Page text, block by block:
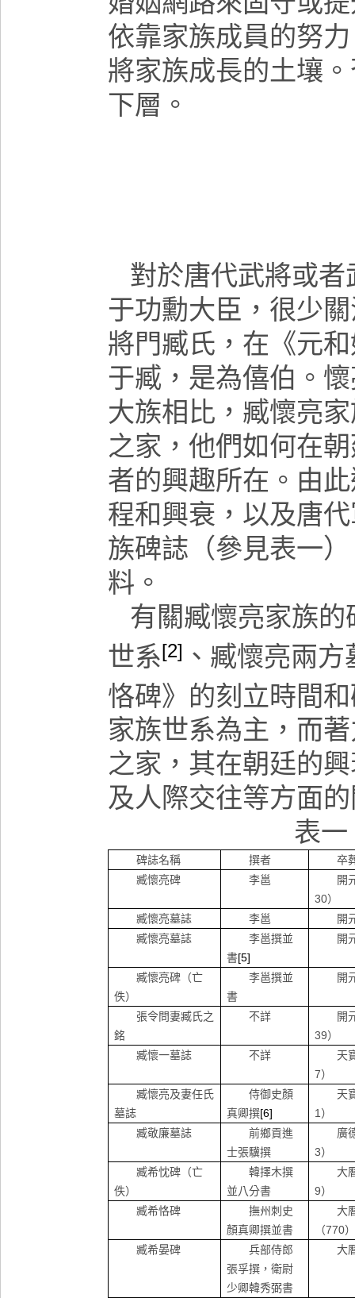
依靠家族成員的努
將家族成長的土壤
下層。
對於唐代武將或
于功勳大臣，很少
將門臧氏，在《元
于臧，是為僖伯。
大族相比， 臧懷亮
之家，他們如何在
者的興趣所在。 由
程和興衰，以及唐
族碑誌（參見表一
料。
有關臧懷亮家族
世系[2] 、臧懷亮兩
恪碑》的刻立時間
家族世系為主，而
之家，其在朝廷的
及人際交往等方面
表
碑誌名稱 撰者
卒
臧懷亮碑
李邕
開
30）
臧懷亮墓誌
李邕
開
臧懷亮墓誌
李邕撰並
書[5]
開
臧懷亮碑（亡
佚）
李邕撰並
書
開
張令問妻臧氏之
銘
不詳
開
39）
臧懷一墓誌
不詳
天
7）
臧懷亮及妻任氏
墓誌
侍御史顏
真卿撰[6]
天
1 ）
臧敬廉墓誌
前鄉貢進
士張驥撰
廣
3）
臧希忱碑（亡
佚）
韓擇木撰
並八分書
大
9）
臧希恪碑
撫州刺史
顏真卿撰並書
大
（770
臧希晏碑
兵部侍郎
張孚撰，衛尉
少卿韓秀弼書
大